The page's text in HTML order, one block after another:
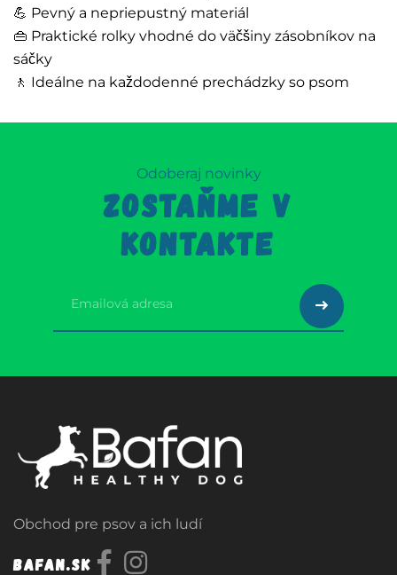
💪 Pevný a nepriepustný materiál
👜 Praktické rolky vhodné do väčšiny zásobníkov na
sáčky
🚶 Ideálne na každodenné prechádzky so psom
Odoberaj novinky
ZOSTAŇME V
KONTAKTE
Obchod pre psov a ich ludí
Bafan.sk